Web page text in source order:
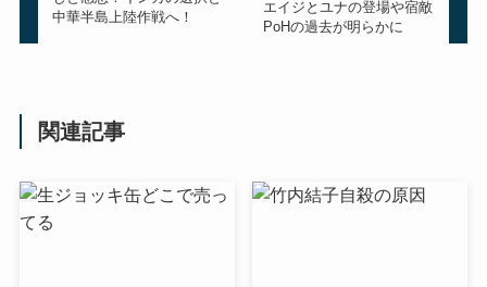
中華半島上陸作戦へ！
エイジとユナの登場や宿敵
PoHの過去が明らかに
関連記事